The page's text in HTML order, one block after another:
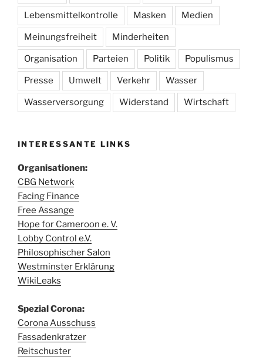
Lebensmittelkontrolle Masken Medien
Meinungsfreiheit Minderheiten
Organisation Parteien Politik Populismus
Presse Umwelt Verkehr Wasser
Wasserversorgung Widerstand Wirtschaft
INTERESSANTE LINKS
Organisationen:
CBG Network
Facing Finance
Free Assange
Hope for Cameroon e. V.
Lobby Control e.V.
Philosophischer Salon
Westminster Erklärung
WikiLeaks
Spezial Corona:
Corona Ausschuss
Fassadenkratzer
Reitschuster